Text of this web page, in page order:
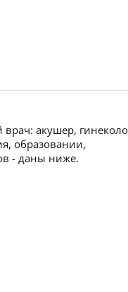
акушер,
образовании,
- даны ниже.